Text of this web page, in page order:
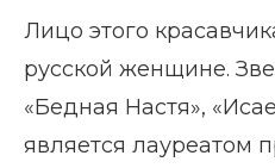
Лицо этого
русской женщине.
«Бедная Настя»,
является лауреатом